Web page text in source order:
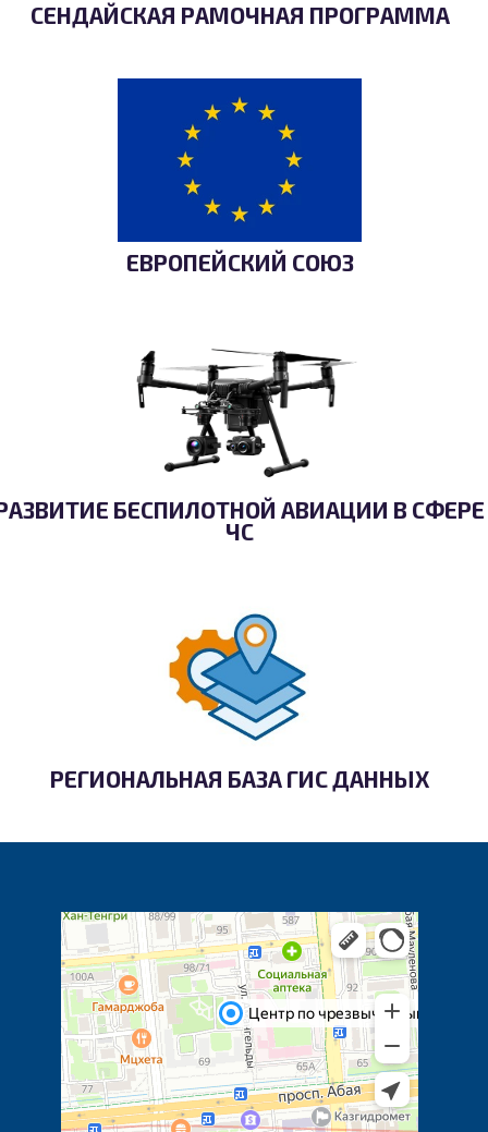
СЕНДАЙСКАЯ РАМОЧНАЯ ПРОГРАММА
ЕВРОПЕЙСКИЙ СОЮЗ
БЕСПИЛОТНОЙ АВИАЦИИ В СФЕРЕ
ЧС
РЕГИОНАЛЬНАЯ БАЗА ГИС ДАННЫХ